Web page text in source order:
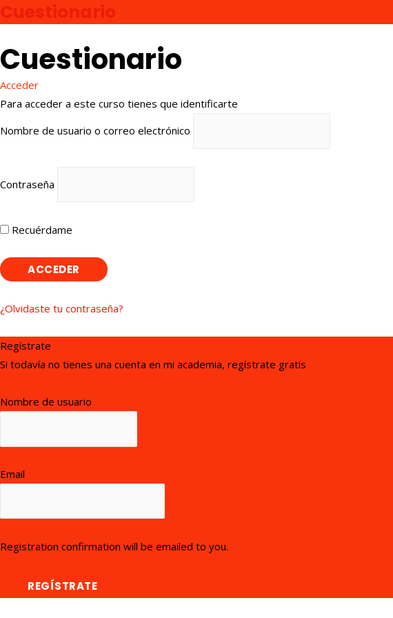
Cuestionario
Cuestionario
Ir
arriba
Acceder
Para acceder a este curso tienes que identificarte
Nombre de usuario o correo electrónico
Contraseña
Recuérdame
¿Olvidaste tu contraseña?
Regístrate
Si todavía no tienes una cuenta en mi academia, regístrate gratis
Nombre de usuario
Email
Registration confirmation will be emailed to you.